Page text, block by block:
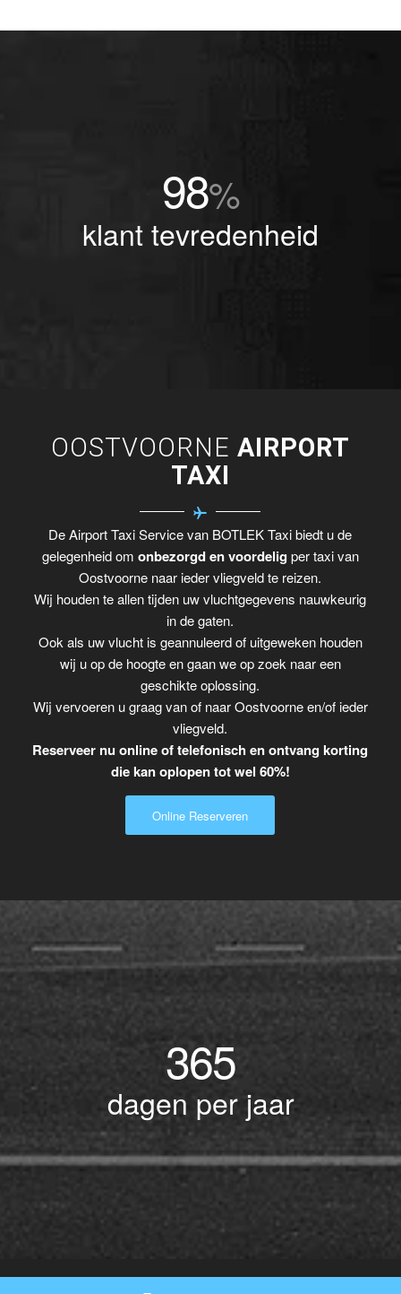
98%
klant tevredenheid
OOSTVOORNE AIRPORT
TAXI
De Airport Taxi Service van BOTLEK Taxi biedt u de
gelegenheid om onbezorgd en voordelig per taxi van
Oostvoorne naar ieder vliegveld te reizen.
Wij houden te allen tijden uw vluchtgegevens nauwkeurig
in de gaten.
Ook als uw vlucht is geannuleerd of uitgeweken houden
wij u op de hoogte en gaan we op zoek naar een
geschikte oplossing.
Wij vervoeren u graag van of naar Oostvoorne en/of ieder
vliegveld.
Reserveer nu online of telefonisch en ontvang korting
die kan oplopen tot wel 60%!
Online Reserveren
365
dagen per jaar